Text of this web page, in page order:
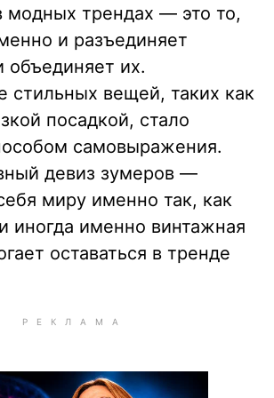
модных трендах — это то,
и разъединяет
объединяет их.
стильных вещей, таких как
посадкой, стало
самовыражения.
девиз зумеров —
миру именно так, как
иногда именно винтажная
оставаться в тренде